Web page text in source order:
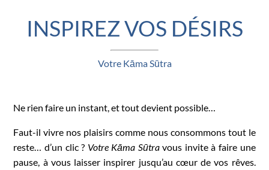
INSPIREZ VOS DÉSIRS
Votre Kāma Sūtra
Ne rien faire un instant, et tout devient possible…
Faut-il vivre nos plaisirs comme nous consommons tout le
reste… d’un clic ? Votre Kāma Sūtravous invite à faire une
pause, à vous laisser inspirer jusqu’au cœur de vos rêves.